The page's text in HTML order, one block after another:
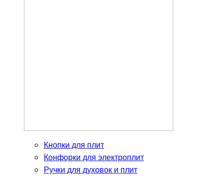
Кнопки для плит
Конфорки для электроплит
Ручки для духовок и плит